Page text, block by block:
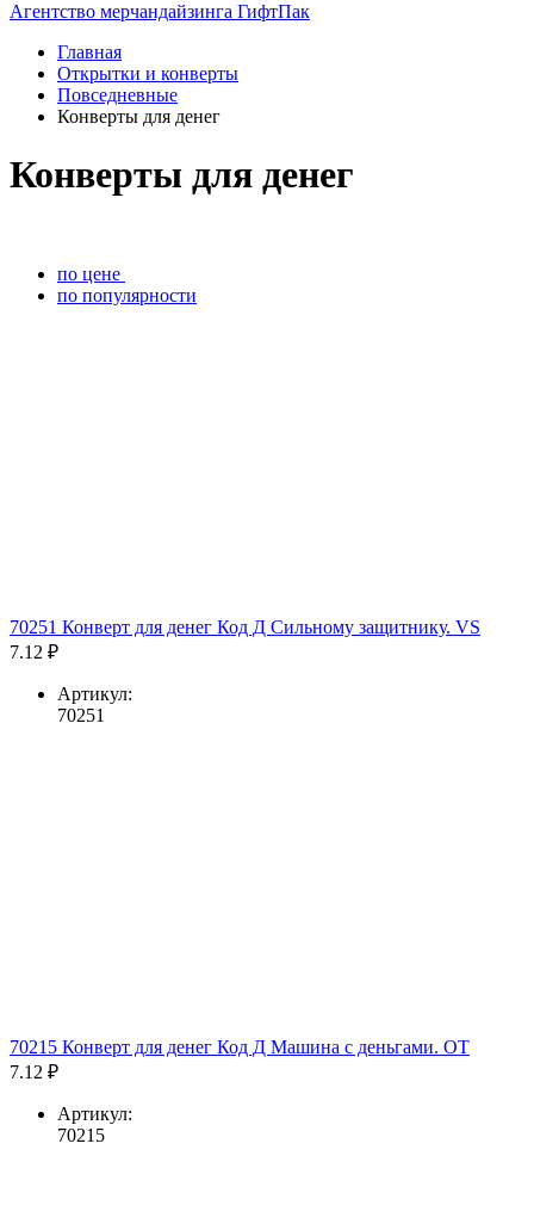
Агентство мерчандайзинга ГифтПак
Главная
Открытки и конверты
Повседневные
Конверты для денег
Конверты для денег
по цене
по популярности
70251 Конверт для денег Код Д Сильному защитнику. VS
7.12 ₽
Артикул:
70251
70215 Конверт для денег Код Д Машина с деньгами. ОТ
7.12 ₽
Артикул:
70215